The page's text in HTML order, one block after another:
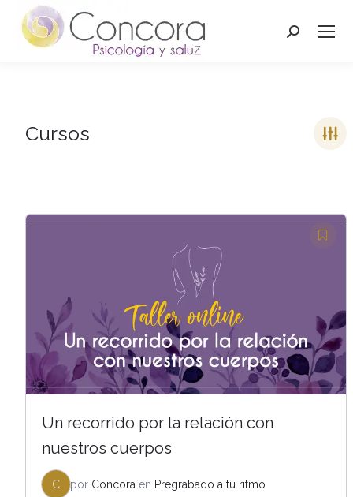
Buscar:
Cursos
Un recorrido por la relación con
nuestros cuerpos
C por Concora en Pregrabado a tu ritmo